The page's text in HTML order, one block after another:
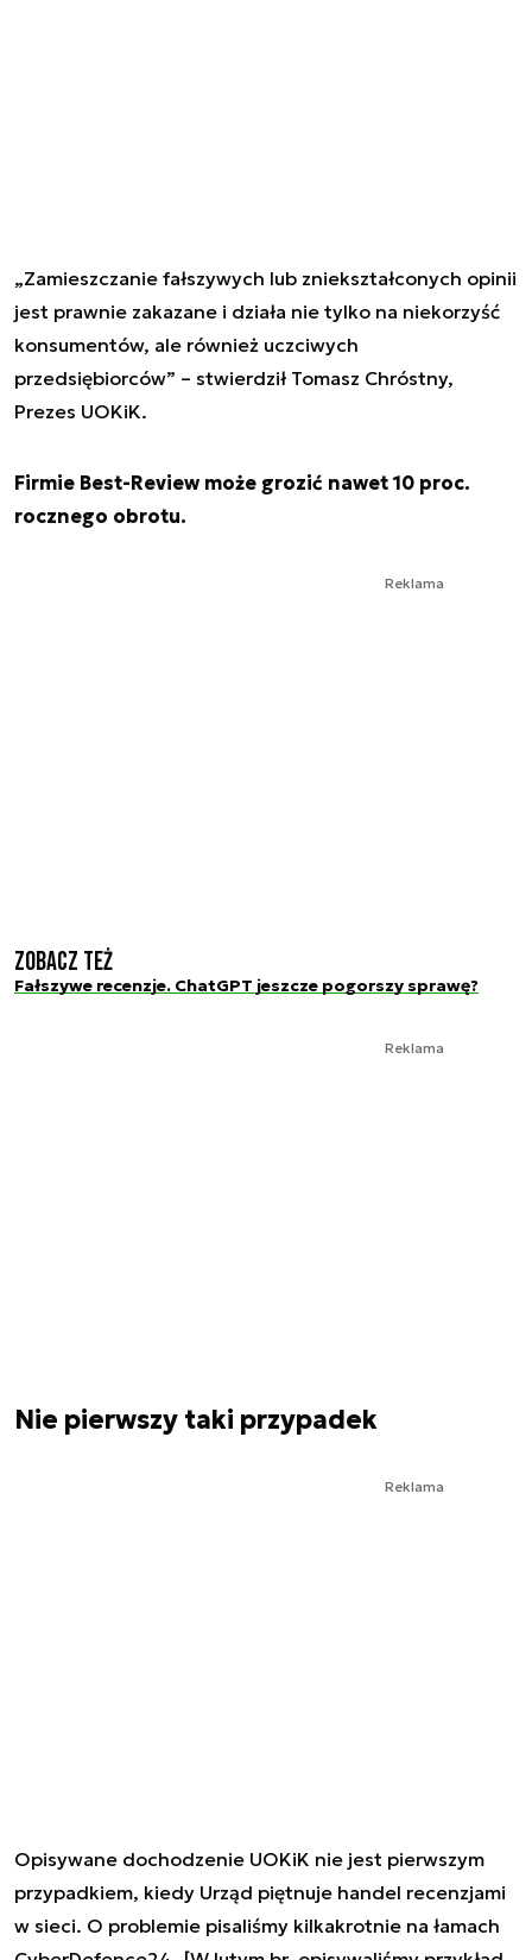
„Zamieszczanie fałszywych lub zniekształconych opinii
jest prawnie zakazane i działa nie tylko na niekorzyść
konsumentów, ale również uczciwych
przedsiębiorców” – stwierdził Tomasz Chróstny,
Prezes UOKiK.
Firmie Best-Review może grozić nawet 10 proc.
rocznego obrotu.
Reklama
Zobacz też
Fałszywe recenzje. ChatGPT jeszcze pogorszy sprawę?
Reklama
Nie pierwszy taki przypadek
Reklama
Opisywane dochodzenie UOKiK nie jest pierwszym
przypadkiem, kiedy Urząd piętnuje handel recenzjami
w sieci. O problemie pisaliśmy kilkakrotnie na łamach